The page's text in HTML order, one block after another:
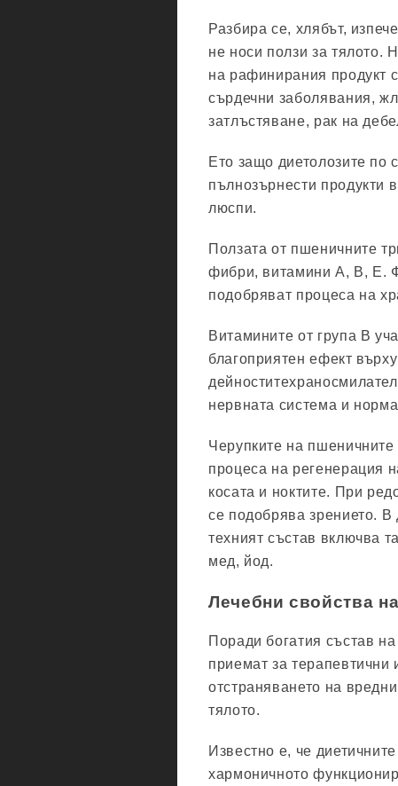
Разбира се, хлябът,
не носи ползи за тялото.
на рафинирания продукт
сърдечни заболявания,
затлъстяване, рак на
Ето защо диетолозите по
пълнозърнести продукти
люспи.
Ползата от пшеничните
фибри, витамини А, В, Е.
подобряват процеса на
Витамините от група В
благоприятен ефект
нервната система и
Черупките на пшеничните
процеса на регенерация
косата и ноктите. При
се подобрява зрението.
техният състав включва
мед, йод.
Лечебни свойства
Поради богатия състав
приемат за терапевтични
отстраняването на
тялото.
Известно е, че
хармоничното